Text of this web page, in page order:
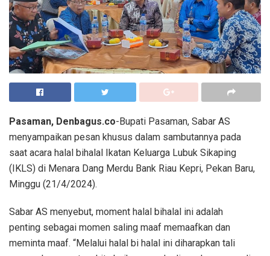
Pasaman, Denbagus.co-Bupati Pasaman, Sabar AS
menyampaikan pesan khusus dalam sambutannya pada
saat acara halal bihalal Ikatan Keluarga Lubuk Sikaping
(IKLS) di Menara Dang Merdu Bank Riau Kepri, Pekan Baru,
Minggu (21/4/2024).
Sabar AS menyebut, moment halal bihalal ini adalah
penting sebagai momen saling maaf memaafkan dan
meminta maaf. “Melalui halal bi halal ini diharapkan tali